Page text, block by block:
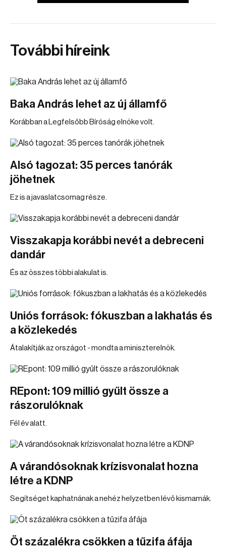
További híreink
Baka András lehet az új államfő
Korábban a Legfelsőbb Bíróság elnöke volt.
Alsó tagozat: 35 perces tanórák
jöhetnek
Ez is a javaslatcsomag része.
Visszakapja korábbi nevét a debreceni
dandár
És az összes többi alakulat is.
Uniós források: fókuszban a lakhatás és
a közlekedés
Átalakítják az országot - mondta a miniszterelnök.
REpont: 109 millió gyűlt össze a
rászorulóknak
Fél év alatt.
A várandósoknak krízisvonalat hozna
létre a KDNP
Segítséget kaphatnának a nehéz helyzetben lévő kismamák.
Öt százalékra csökken a tűzifa áfája